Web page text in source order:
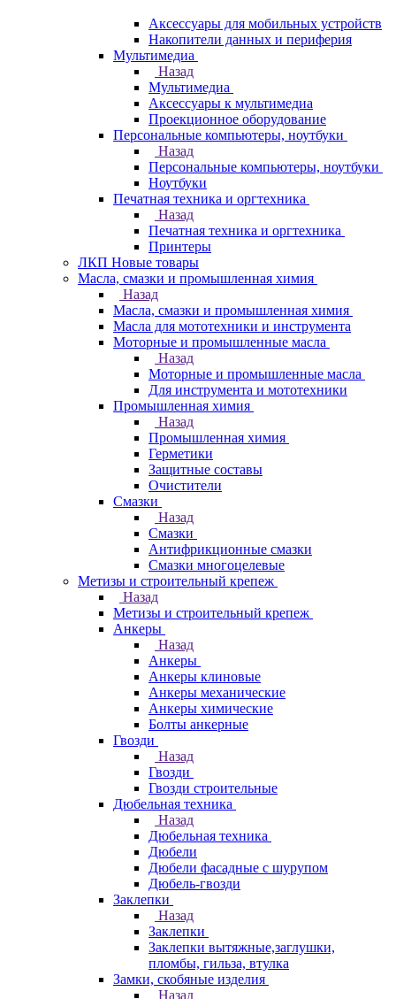
Аксессуары для мобильных устройств
Накопители данных и периферия
Мультимедиа
Назад
Мультимедиа
Аксессуары к мультимедиа
Проекционное оборудование
Персональные компьютеры, ноутбуки
Назад
Персональные компьютеры, ноутбуки
Ноутбуки
Печатная техника и оргтехника
Назад
Печатная техника и оргтехника
Принтеры
ЛКП Новые товары
Масла, смазки и промышленная химия
Назад
Масла, смазки и промышленная химия
Масла для мототехники и инструмента
Моторные и промышленные масла
Назад
Моторные и промышленные масла
Для инструмента и мототехники
Промышленная химия
Назад
Промышленная химия
Герметики
Защитные составы
Очистители
Смазки
Назад
Смазки
Антифрикционные смазки
Смазки многоцелевые
Метизы и строительный крепеж
Назад
Метизы и строительный крепеж
Анкеры
Назад
Анкеры
Анкеры клиновые
Анкеры механические
Анкеры химические
Болты анкерные
Гвозди
Назад
Гвозди
Гвозди строительные
Дюбельная техника
Назад
Дюбельная техника
Дюбели
Дюбели фасадные с шурупом
Дюбель-гвозди
Заклепки
Назад
Заклепки
Заклепки вытяжные,заглушки,
пломбы, гильза, втулка
Замки, скобяные изделия
Назад